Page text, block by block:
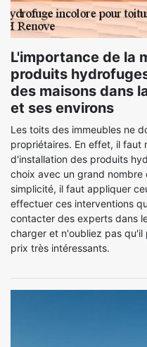
L'importance de la
produits
des maisons dans
et ses environs
Les toits des immeubles ne
propriétaires. En effet, il faut
d'installation des produits
choix avec un grand nombre
simplicité, il faut appliquer
effectuer ces interventions
contacter des experts dans
charger et n'oubliez pas
prix très intéressants.